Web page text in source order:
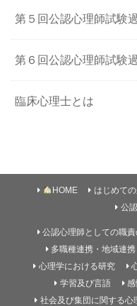
第５回公認心理師試験
第６回公認心理師試験
臨床心理士とは
HOME はじめて
公
公認心理師としての職責
多職種連携・地域連携
心理学における研究
学習及び言語
感
社会及び集団に関する心